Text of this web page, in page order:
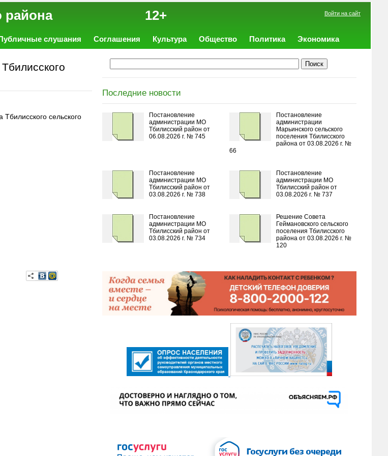
района 12+ Войти на сайт
слушания Соглашения Культура Общество Политика
Экономика
сельского
Последние новости
Постановление
администрации МО
Тбилисский район от
06.08.2026 г. № 745
Постановление
администрации
Марьинского сельского
поселения Тбилисского
района от 03.08.2026 г. №
66
Постановление
администрации МО
Тбилисский район от
03.08.2026 г. № 738
Постановление
администрации МО
Тбилисский район от
03.08.2026 г. № 737
Постановление
администрации МО
Тбилисский район от
03.08.2026 г. № 734
Решение Совета
Геймановского сельского
поселения Тбилисского
района от 03.08.2026 г. №
120